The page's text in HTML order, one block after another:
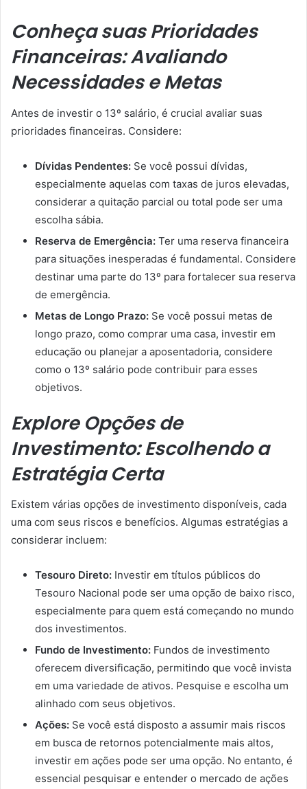
Conheça suas Prioridades
Financeiras: Avaliando
Necessidades e Metas
Antes de investir o 13º salário, é crucial avaliar suas
prioridades financeiras. Considere:
Dívidas Pendentes: Se você possui dívidas,
especialmente aquelas com taxas de juros elevadas,
considerar a quitação parcial ou total pode ser uma
escolha sábia.
Reserva de Emergência: Ter uma reserva financeira
para situações inesperadas é fundamental. Considere
destinar uma parte do 13º para fortalecer sua reserva
de emergência.
Metas de Longo Prazo: Se você possui metas de
longo prazo, como comprar uma casa, investir em
educação ou planejar a aposentadoria, considere
como o 13º salário pode contribuir para esses
objetivos.
Explore Opções de
Investimento: Escolhendo a
Estratégia Certa
Existem várias opções de investimento disponíveis, cada
uma com seus riscos e benefícios. Algumas estratégias a
considerar incluem:
Tesouro Direto: Investir em títulos públicos do
Tesouro Nacional pode ser uma opção de baixo risco,
especialmente para quem está começando no mundo
dos investimentos.
Fundo de Investimento: Fundos de investimento
oferecem diversificação, permitindo que você invista
em uma variedade de ativos. Pesquise e escolha um
alinhado com seus objetivos.
Ações: Se você está disposto a assumir mais riscos
em busca de retornos potencialmente mais altos,
investir em ações pode ser uma opção. No entanto, é
essencial pesquisar e entender o mercado de ações